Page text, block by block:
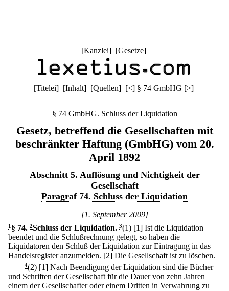
[Kanzlei] [Gesetze]
[Titelei] [Inhalt] [Quellen] [<] § 74 GmbHG [>]
§ 74 GmbHG. Schluss der Liquidation
Gesetz, betreffend die Gesellschaften mit
beschränkter Haftung (GmbHG) vom 20.
April 1892
Abschnitt 5. Auflösung und Nichtigkeit der
Gesellschaft
Paragraf 74. Schluss der Liquidation
[1. September 2009]
1 § 74. 2Schluss der Liquidation. 3(1) [1] Ist die Liquidation
beendet und die Schlußrechnung gelegt, so haben die
Liquidatoren den Schluß der Liquidation zur Eintragung in das
Handelsregister anzumelden. [2] Die Gesellschaft ist zu löschen.
4(2) [1] Nach Beendigung der Liquidation sind die Bücher
und Schriften der Gesellschaft für die Dauer von zehn Jahren
einem der Gesellschafter oder einem Dritten in Verwahrung zu